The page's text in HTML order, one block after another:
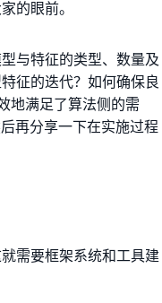
的眼前。
与特征的类型、数量及
征的迭代？如何确保良
地满足了算法侧的需
再分享一下在实施过程
需要框架系统和工具建